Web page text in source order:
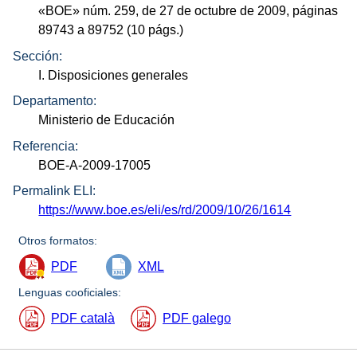
«BOE» núm. 259, de 27 de octubre de 2009, páginas
89743 a 89752 (10 págs.)
Sección:
I. Disposiciones generales
Departamento:
Ministerio de Educación
Referencia:
BOE-A-2009-17005
Permalink ELI:
https://www.boe.es/eli/es/rd/2009/10/26/1614
Otros formatos:
PDF XML
Lenguas cooficiales:
PDF català PDF galego